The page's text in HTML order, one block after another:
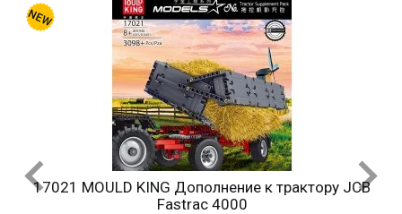
17021 MOULD KING Дополнение к трактору JCB
Fastrac 4000